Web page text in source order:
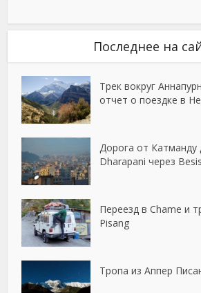
Последнее на
Трек вокруг
отчет о поездке в
Дорога от Катманду
Dharapani через
Переезд в Chame и
Pisang
Тропа из Аппер